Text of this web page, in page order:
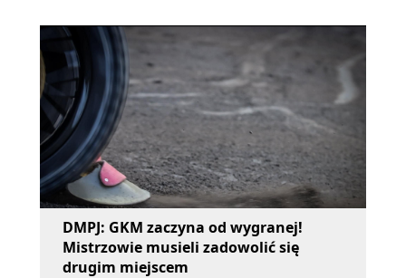
DMPJ: GKM zaczyna od wygranej!
Mistrzowie musieli zadowolić się
drugim miejscem